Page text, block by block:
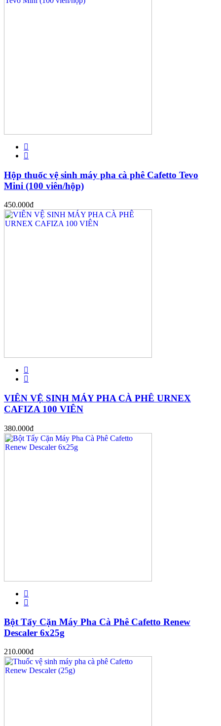
Hộp thuốc vệ sinh máy pha cà phê Cafetto Tevo
Mini (100 viên/hộp)
450.000đ
VIÊN VỆ SINH MÁY PHA CÀ PHÊ URNEX
CAFIZA 100 VIÊN
380.000đ
Bột Tẩy Cặn Máy Pha Cà Phê Cafetto Renew
Descaler 6x25g
210.000đ